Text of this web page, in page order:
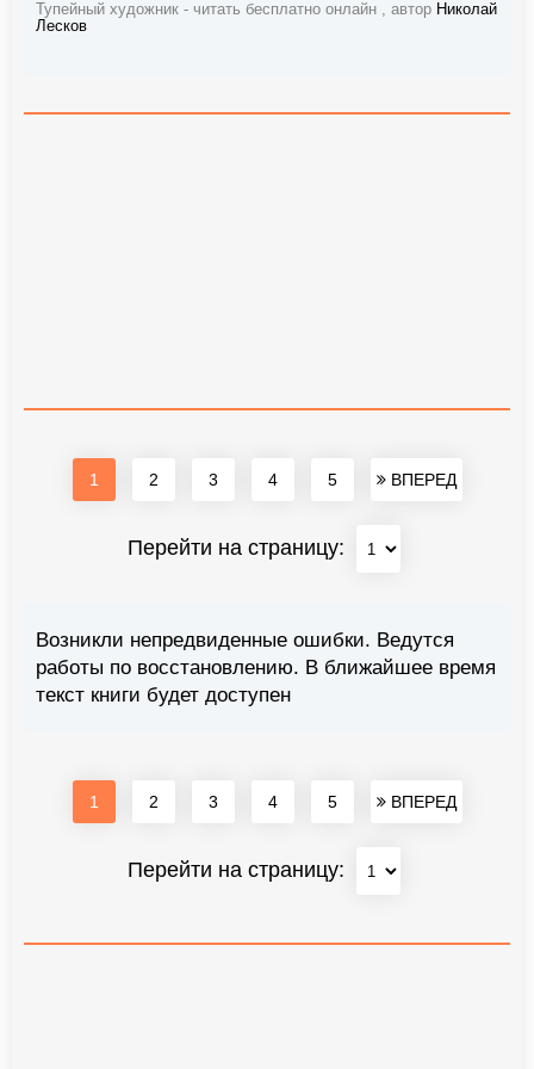
Тупейный художник - читать бесплатно онлайн , автор Николай
Лесков
1 2 3 4 5 ВПЕРЕД
Перейти на страницу:
Возникли непредвиденные ошибки. Ведутся
работы по восстановлению. В ближайшее время
текст книги будет доступен
1 2 3 4 5 ВПЕРЕД
Перейти на страницу: